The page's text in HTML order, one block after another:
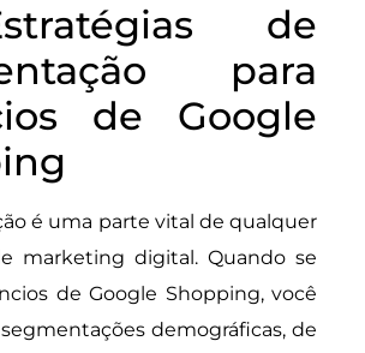
de
para
de Google
é uma parte vital de qualquer
marketing digital. Quando se
de Google Shopping, você
demográficas, de